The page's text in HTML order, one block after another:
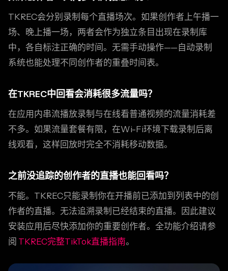
TKREC会分别录制每个直播场次。如果创作者上午播一
场、晚上播一场，两者会作为独立条目出现在录制库
中，各自标注正确的时间。无需手动操作——自动录制
系统也能处理不同创作者的重叠时间表。
在TKREC中回看会消耗很多流量吗？
在应用内串流播放录制与在线看普通视频的流量消耗差
不多。如果流量套餐有限，在Wi-Fi环境下载录制后离
线观看，这样回放时完全不消耗移动数据。
之前没追踪的创作者的直播也能回看吗？
不能。TKREC只能录制你在开播前已添加到列表中的创
作者的直播。无法追溯录制已经结束的直播。因此建议
安装应用后尽快添加你的重要创作者。全功能介绍请参
阅 TKREC完整TikTok直播指南。